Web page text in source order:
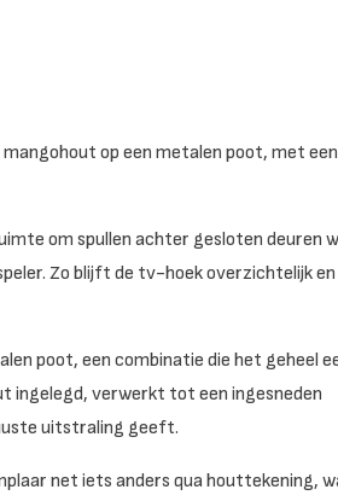
op een metalen poot, met
om spullen achter gesloten deuren
Zo blijft de tv-hoek overzichtelijk
poot, een combinatie die het geheel
ingelegd, verwerkt tot een ingesneden
uitstraling geeft.
net iets anders qua houttekening,